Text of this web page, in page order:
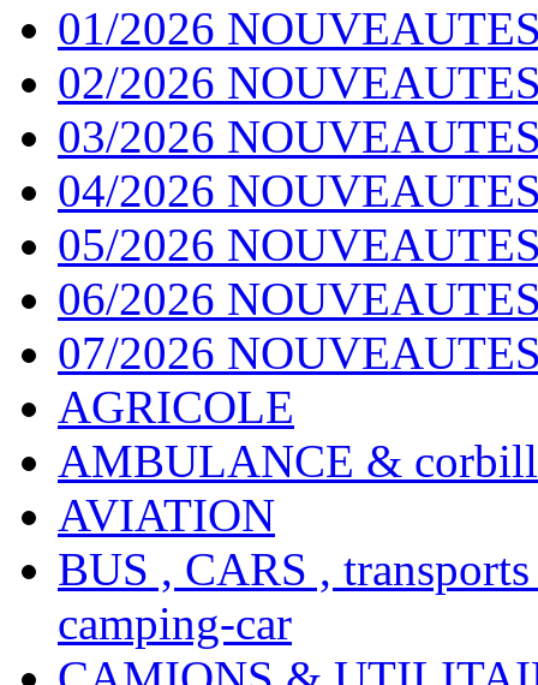
01/2026
02/2026
03/2026
04/2026
05/2026
06/2026
07/2026
AGRICOLE
AMBULANCE &
AVIATION
BUS , CARS ,
camping-car